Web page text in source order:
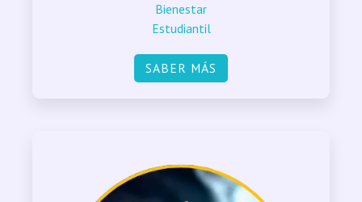
Bienestar
Estudiantil
SABER MÁS